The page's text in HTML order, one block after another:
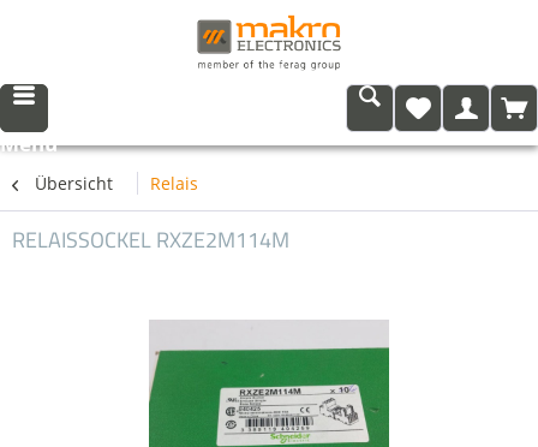
Menü
Übersicht Relais
RELAISSOCKEL RXZE2M114M